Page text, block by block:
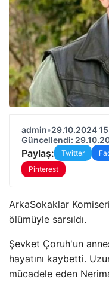
admin•29.10.2024
Güncellendi:
Paylaş: Twitter
Pinterest
ArkaSokaklar
ölümüyle sarsıldı.
Şevket Çoruh'un
hayatını kaybetti.
mücadele eden